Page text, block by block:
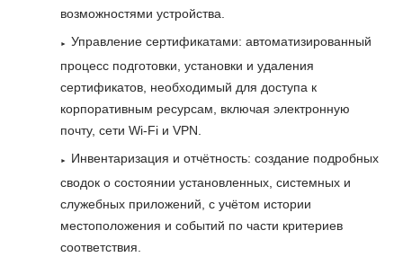
возможностями устройства.
Управление сертификатами: автоматизированный
процесс подготовки, установки и удаления
сертификатов, необходимый для доступа к
корпоративным ресурсам, включая электронную
почту, сети Wi-Fi и VPN.
Инвентаризация и отчётность: создание подробных
сводок о состоянии установленных, системных и
служебных приложений, с учётом истории
местоположения и событий по части критериев
соответствия.